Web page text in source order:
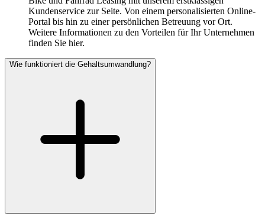
Kundenservice zur Seite. Von einem personalisierten Online-
Portal bis hin zu einer persönlichen Betreuung vor Ort.
Weitere Informationen zu den Vorteilen für Ihr Unternehmen
finden Sie hier.
Wie funktioniert die Gehaltsumwandlung?